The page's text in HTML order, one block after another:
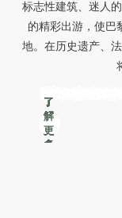
标志性建筑、迷人
的精彩出游，使巴
地。在历史遗产、
LES
了
解
更
多
L'ÎLE DE
了
解
更
多
LA TOUR
了
解
更
多
MUSÉE DU
了
解
更
多
MUSÉE
了
解
更
多
LE BON
了
解
更
多
LA
了
解
更
多
BVH
了
解
更
多
巴黎迪士尼
了
解
更
多
凡尔赛宫
了
解
更
多